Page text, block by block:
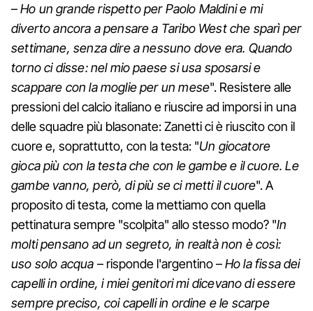
–Ho un grande rispetto per Paolo Maldini e mi
diverto ancora a pensare a Taribo West che sparì per
settimane, senza dire a nessuno dove era. Quando
torno ci disse: nel mio paese si usa sposarsi e
scappare con la moglie per un mese". Resistere alle
pressioni del calcio italiano e riuscire ad imporsi in una
delle squadre più blasonate: Zanetti ci è riuscito con il
cuore e, soprattutto, con la testa: "Un giocatore
gioca più con la testa che con le gambe e il cuore. Le
gambe vanno, però, di più se ci metti il cuore". A
proposito di testa, come la mettiamo con quella
pettinatura sempre "scolpita" allo stesso modo? "In
molti pensano ad un segreto, in realtà non è così:
uso solo acqua – risponde l'argentino –Ho la fissa dei
capelli in ordine, i miei genitori mi dicevano di essere
sempre preciso, coi capelli in ordine e le scarpe